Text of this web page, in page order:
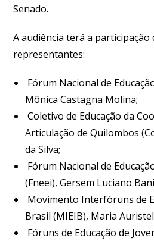
Senado.
A audiência terá a participação
representantes:
Fórum Nacional de
Mônica Castagna Molina;
Coletivo de Educação da
Articulação de Quilombos
da Silva;
Fórum Nacional de
(Fneei), Gersem Luciano
Movimento Interfóruns de
Brasil (MIEIB), Maria
Fóruns de Educação de